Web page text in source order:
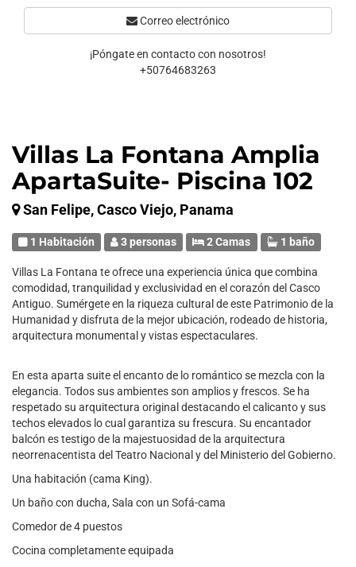
Villas La Fontana Amplia
ApartaSuite- Piscina 102
San Felipe, Casco Viejo, Panama
1 Habitación 3 personas 2 Camas 1 baño
Villas La Fontana te ofrece una experiencia única que combina
comodidad, tranquilidad y exclusividad en el corazón del Casco
Antiguo. Sumérgete en la riqueza cultural de este Patrimonio de la
Humanidad y disfruta de la mejor ubicación, rodeado de historia,
arquitectura monumental y vistas espectaculares.
En esta aparta suite el encanto de lo romántico se mezcla con la
elegancia. Todos sus ambientes son amplios y frescos. Se ha
respetado su arquitectura original destacando el calicanto y sus
techos elevados lo cual garantiza su frescura. Su encantador
balcón es testigo de la majestuosidad de la arquitectura
neorrenacentista del Teatro Nacional y del Ministerio del Gobierno.
Una habitación (cama King).
Un baño con ducha, Sala con un Sofá-cama
Comedor de 4 puestos
Cocina completamente equipada
Correo electrónico
¡Póngate en contacto con nosotros!
+50764683263